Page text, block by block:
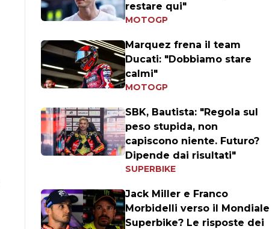
restare qui"
MOTOGP
Marquez frena il team
Ducati: "Dobbiamo stare
calmi"
MOTOGP
SBK, Bautista: "Regola sul
peso stupida, non
capiscono niente. Futuro?
Dipende dai risultati"
SUPERBIKE
Jack Miller e Franco
Morbidelli verso il Mondiale
Superbike? Le risposte dei